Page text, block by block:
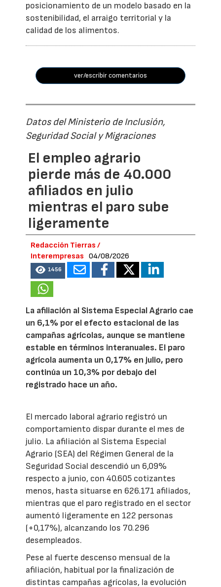
posicionamiento de un modelo basado en la
sostenibilidad, el arraigo territorial y la
calidad de los alimentos.
ver/escribir comentarios
Datos del Ministerio de Inclusión,
Seguridad Social y Migraciones
El empleo agrario
pierde más de 40.000
afiliados en julio
mientras el paro sube
ligeramente
Redacción Tierras /
Interempresas
04/08/2026
1456
La afiliación al Sistema Especial Agrario cae
un 6,1% por el efecto estacional de las
campañas agrícolas, aunque se mantiene
estable en términos interanuales. El paro
agrícola aumenta un 0,17% en julio, pero
continúa un 10,3% por debajo del
registrado hace un año.
El mercado laboral agrario registró un
comportamiento dispar durante el mes de
julio. La afiliación al Sistema Especial
Agrario (SEA) del Régimen General de la
Seguridad Social descendió un 6,09%
respecto a junio, con 40.605 cotizantes
menos, hasta situarse en 626.171 afiliados,
mientras que el paro registrado en el sector
aumentó ligeramente en 122 personas
(+0,17%), alcanzando los 70.296
desempleados.
Pese al fuerte descenso mensual de la
afiliación, habitual por la finalización de
distintas campañas agrícolas, la evolución